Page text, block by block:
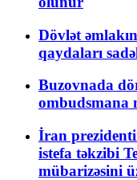
Dövlət
qaydaları
Buzovnada
ombudsmana
İran
istefa təkzibi
mübarizəsini